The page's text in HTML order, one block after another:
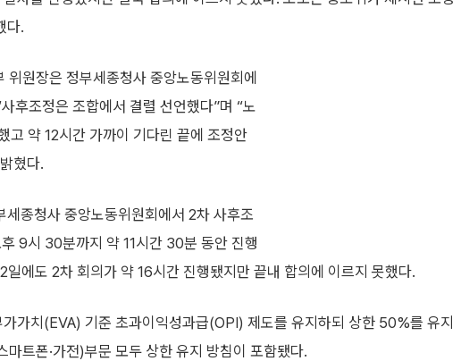
다.
원장은 정부세종청사 중앙노동위원회에
후조정은 조합에서 결렬 선언했다”며 “노
고 약 12시간 가까이 기다린 끝에 조정안
혔다.
종청사 중앙노동위원회에서 2차 사후조
9시 30분까지 약 11시간 30분 동안 진행
에도 2차 회의가 약 16시간 진행됐지만 끝내 합의에 이르지 못했다.
가치(EVA) 기준 초과이익성과급(OPI) 제도를 유지하되 상한 50%를 유지
트폰·가전)부문 모두 상한 유지 방침이 포함됐다.